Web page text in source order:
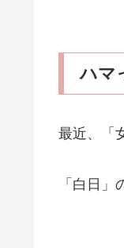
ハマ
最近、「
「白日」